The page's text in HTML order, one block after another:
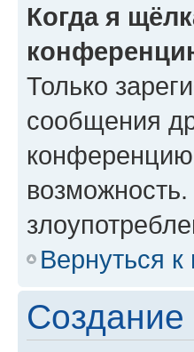
Когда я
Только
сообщения
Вернуться к